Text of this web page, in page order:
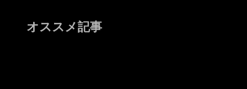
オススメ記事